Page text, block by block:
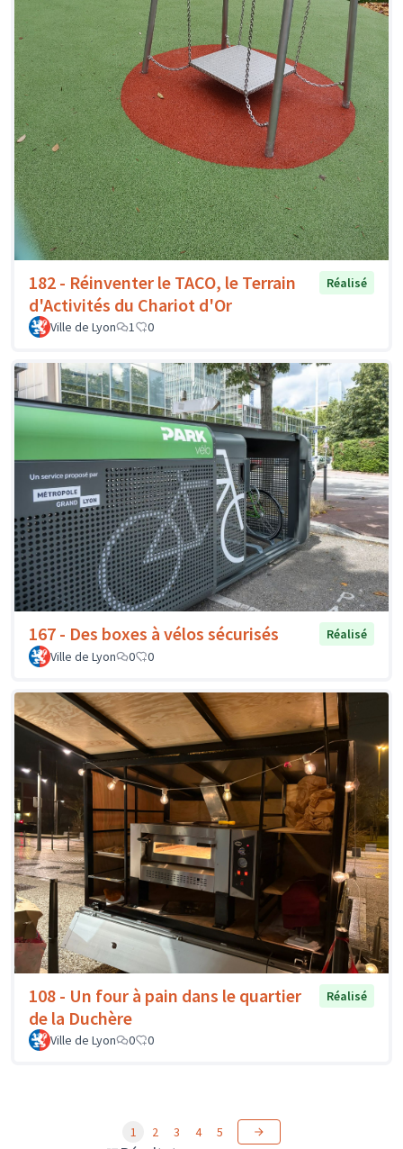
182 - Réinventer le TACO, le Terrain
d'Activités du Chariot d'Or
Réalisé
Ville de Lyon 1 0
167 - Des boxes à vélos sécurisés
Réalisé
Ville de Lyon
0 0
108 - Un four à pain dans le quartier
de la Duchère
Réalisé
Ville de Lyon 0 0
1 2 3 4 5